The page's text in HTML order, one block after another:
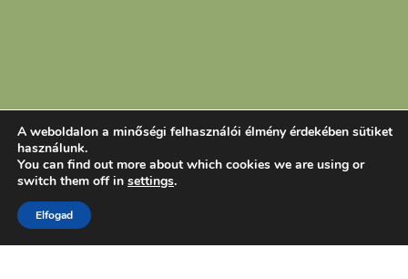
A weboldalon a minőségi felhasználói élmény érdekében sütiket
használunk.
You can find out more about which cookies we are using or
switch them off in settings.
Elfogad